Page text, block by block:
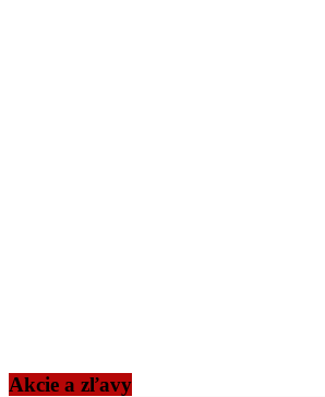
Akcie a zľavy